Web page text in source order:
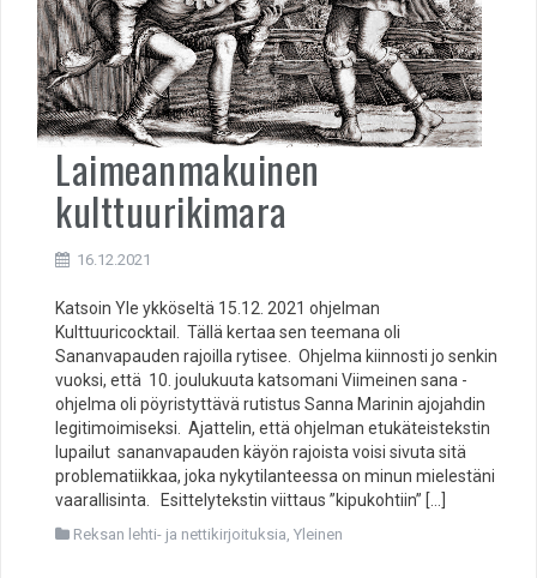
Laimeanmakuinen
kulttuurikimara
16.12.2021
Katsoin Yle ykköseltä 15.12. 2021 ohjelman
Kulttuuricocktail. Tällä kertaa sen teemana oli
Sananvapauden rajoilla rytisee. Ohjelma kiinnosti jo senkin
vuoksi, että 10. joulukuuta katsomani Viimeinen sana -
ohjelma oli pöyristyttävä rutistus Sanna Marinin ajojahdin
legitimoimiseksi. Ajattelin, että ohjelman etukäteistekstin
lupailut sananvapauden käyön rajoista voisi sivuta sitä
problematiikkaa, joka nykytilanteessa on minun mielestäni
vaarallisinta. Esittelytekstin viittaus ”kipukohtiin” […]
Reksan lehti- ja nettikirjoituksia, Yleinen